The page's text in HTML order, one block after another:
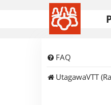
FAQ
UtagawaVTT